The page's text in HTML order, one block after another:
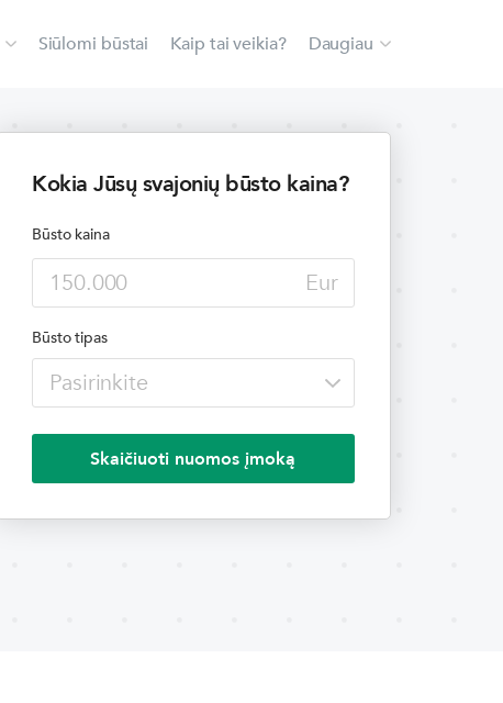
Siūlomi būstai Kaip tai veikia? Daugiau
Kokia Jūsų svajonių būsto kaina?
Būsto kaina
Eur
Būsto tipas
Skaičiuoti nuomos įmoką